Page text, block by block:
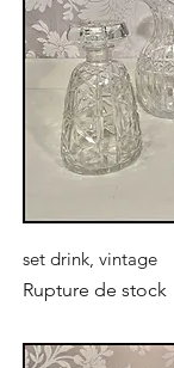
set drink, vintage
Rupture de stock